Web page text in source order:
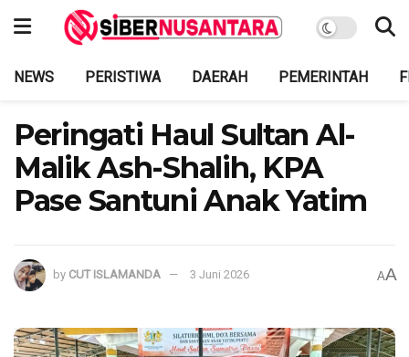
NEWS PERISTIWA DAERAH PEMERINTAH
Peringati Haul Sultan Al-
Malik Ash-Shalih, KPA
Pase Santuni Anak Yatim
by CUT ISLAMANDA 3 Juni 2026 AA